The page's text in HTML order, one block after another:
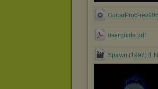
GuitarPro6-
userguide.pdf
Spawn (1997)